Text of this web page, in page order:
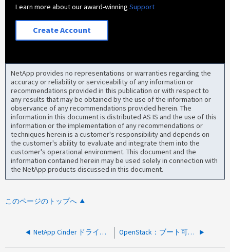
Learn more about our award-winningSupport
Create Account
NetApp provides no representations or warranties regarding the
accuracy or reliability or serviceability of any information or
recommendations provided in this publication or with respect to
any results that may be obtained by the use of the information or
observance of any recommendations provided herein. The
information in this document is distributed AS IS and the use of this
information or the implementation of any recommendations or
techniques herein is a customer's responsibility and depends on
the customer's ability to evaluate and integrate them into the
customer's operational environment. This document and the
information contained herein may be used solely in connection with
the NetApp products discussed in this document.
このページのトップへ
NetApp Cinder ドライバーが原因で ONTAP 9.8 SVM 認証エラーが発生する OpenStack：ブート可能なイメージボリュームの作成が、アクセス拒否エラーで失敗します